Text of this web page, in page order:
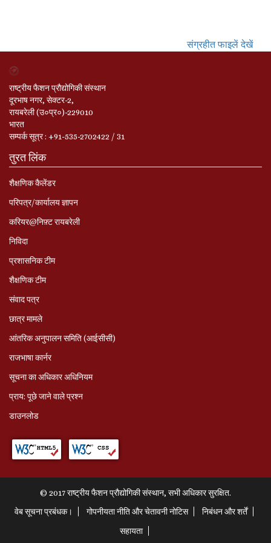
संग्रहीत फाइलें देखें
राष्ट्रीय फैशन प्रौद्योगिकी संस्थान
दूरभाष नगर, सेक्टर-2,
रायबरेली (उ०प्र०)-229010
भारत
सम्‍पर्क सूत्र : +91-535-2702422 / 31
तुरत लिंक
शैक्षणिक कैलेंडर
परिपत्र/कार्यालय ज्ञापन
करियर@निफ़्ट रायबरेली
निविदा
प्रशासनिक टीम
शैक्षणिक टीम
संवाद पत्र
छात्र मामले
आंतरिक अनुपालन समिति (आईसीसी)
राजभाषा कार्नर
सूचना का अधिकार अधिनियम
प्राय: पूछे जाने वाले प्रश्‍न
डाउनलोड
© 2017 राष्ट्रीय फैशन प्रौद्योगिकी संस्थान, सभी अधिकार सुरक्षित.
वेब सूचना प्रबंधक।
गोपनीयता नीति और चेतावनी नोटिस
निबंधन और शर्तें
सहायता